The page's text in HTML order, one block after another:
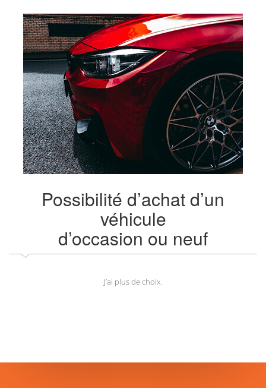
Possibilité d’achat d’un
véhicule
d’occasion ou neuf
J’ai plus de choix.